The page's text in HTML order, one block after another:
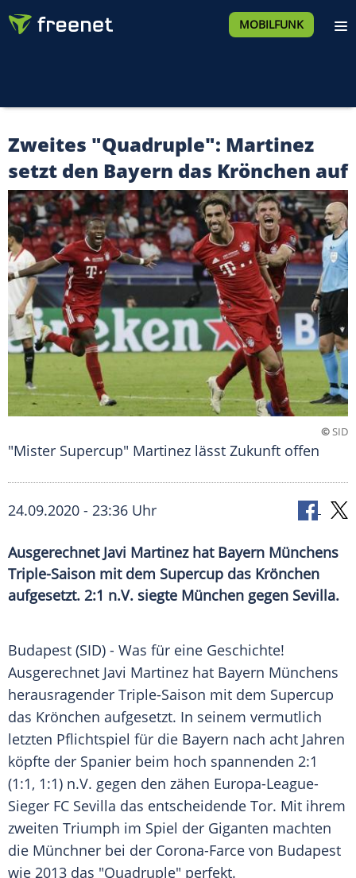
MOBILFUNK
Zweites "Quadruple": Martinez
setzt den Bayern das Krönchen auf
©SID
"Mister Supercup" Martinez lässt Zukunft offen
24.09.2020 - 23:36 Uhr
Ausgerechnet Javi Martinez hat Bayern Münchens
Triple-Saison mit dem Supercup das Krönchen
aufgesetzt. 2:1 n.V. siegte München gegen Sevilla.
Budapest (SID) - Was für eine Geschichte!
Ausgerechnet Javi Martinez hat Bayern Münchens
herausragender Triple-Saison mit dem Supercup
das Krönchen aufgesetzt. In seinem vermutlich
letzten Pflichtspiel für die Bayern nach acht Jahren
köpfte der Spanier beim hoch spannenden 2:1
(1:1, 1:1) n.V. gegen den zähen Europa-League-
Sieger FC Sevilla das entscheidende Tor. Mit ihrem
zweiten Triumph im Spiel der Giganten machten
die Münchner bei der Corona-Farce von Budapest
wie 2013 das "Quadruple" perfekt.